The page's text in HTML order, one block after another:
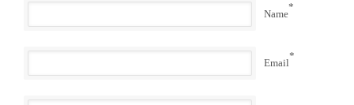
Name
*
Email
*